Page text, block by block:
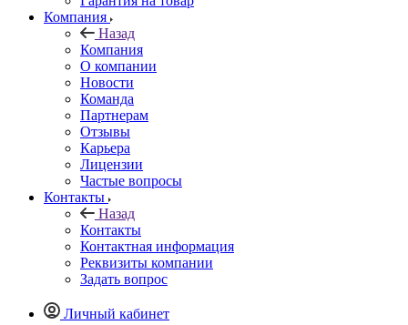
Компания
Назад
Компания
О компании
Новости
Команда
Партнерам
Отзывы
Карьера
Лицензии
Частые вопросы
Контакты
Назад
Контакты
Контактная информация
Реквизиты компании
Задать вопрос
Личный кабинет